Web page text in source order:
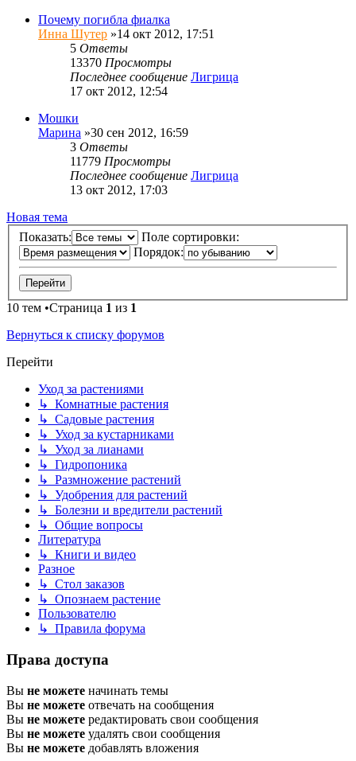
Почему погибла фиалка
Инна Шутер »14 окт 2012, 17:51
5 Ответы
13370 Просмотры
Последнее сообщение Лигрица
17 окт 2012, 12:54
Мошки
Марина »30 сен 2012, 16:59
3 Ответы
11779 Просмотры
Последнее сообщение Лигрица
13 окт 2012, 17:03
Новая тема
Показать:
Поле сортировки:
Порядок:
10 тем •Страница 1 из 1
Вернуться к списку форумов
Перейти
Уход за растениями
↳ Комнатные растения
↳ Садовые растения
↳ Уход за кустарниками
↳ Уход за лианами
↳ Гидропоника
↳ Размножение растений
↳ Удобрения для растений
↳ Болезни и вредители растений
↳ Общие вопросы
Литература
↳ Книги и видео
Разное
↳ Стол заказов
↳ Опознаем растение
Пользователю
↳ Правила форума
Права доступа
Вы не можете начинать темы
Вы не можете отвечать на сообщения
Вы не можете редактировать свои сообщения
Вы не можете удалять свои сообщения
Вы не можете добавлять вложения